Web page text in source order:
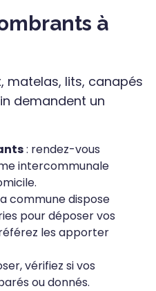
à
matelas, lits, canapés
demandent un
: rendez-vous
intercommunale
commune dispose
pour déposer vos
les apporter
vérifiez si vos
ou donnés.